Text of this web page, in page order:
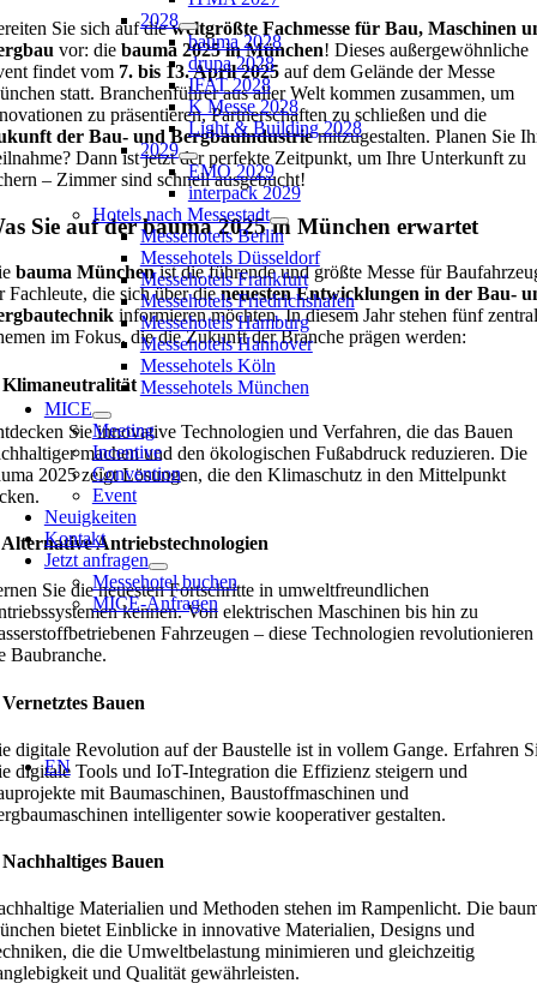
2028
bauma 2028
drupa 2028
IFAT 2028
K Messe 2028
Light & Building 2028
2029
EMO 2029
interpack 2029
Hotels nach Messestadt
Messehotels Berlin
Messehotels Düsseldorf
Messehotels Frankfurt
Messehotels Friedrichshafen
Messehotels Hamburg
Messehotels Hannover
Messehotels Köln
Messehotels München
MICE
Meeting
Incentive
Convention
Event
Neuigkeiten
Kontakt
Jetzt anfragen
Messehotel buchen
MICE-Anfragen
EN
Sie sich auf dieweltgrößte Fachmesse für Bau, Maschinen
vor: diebauma 2025 in München! Dieses außergewöhnliche
findet vom 7. bis 13. April 2025auf dem Gelände der Messe
statt. Branchenführer aus aller Welt kommen zusammen, um
zu präsentieren, Partnerschaften zu schließen und die
der Bau- und Bergbauindustriemitzugestalten. Planen Sie
Dann ist jetzt der perfekte Zeitpunkt, um Ihre Unterkunft zu
– Zimmer sind schnell ausgebucht!
Sie auf der bauma 2025 in München erwartet
bauma Münchenist die führende und größte Messe für
Fachleute, die sich über dieneuesten Entwicklungen in der Bau-
informieren möchten. In diesem Jahr stehen fünf
im Fokus, die die Zukunft der Branche prägen werden:
Klimaneutralität
Sie innovative Technologien und Verfahren, die das Bauen
machen und den ökologischen Fußabdruck reduzieren. Die
2025 zeigt Lösungen, die den Klimaschutz in den Mittelpunkt
Alternative Antriebstechnologien
Sie die neuesten Fortschritte in umweltfreundlichen
kennen. Von elektrischen Maschinen bis hin zu
Fahrzeugen – diese Technologien revolutionieren
Baubranche.
Bauen
digitale Revolution auf der Baustelle ist in vollem Gange. Erfahren
digitale Tools und IoT-Integration die Effizienz steigern und
mit Baumaschinen, Baustoffmaschinen und
intelligenter sowie kooperativer gestalten.
Bauen
Materialien und Methoden stehen im Rampenlicht. Die
bietet Einblicke in innovative Materialien, Designs und
die die Umweltbelastung minimieren und gleichzeitig
und Qualität gewährleisten.